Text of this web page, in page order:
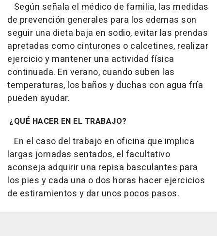
Según señala el médico de familia, las medidas
de prevención generales para los edemas son
seguir una dieta baja en sodio, evitar las prendas
apretadas como cinturones o calcetines, realizar
ejercicio y mantener una actividad física
continuada. En verano, cuando suben las
temperaturas, los baños y duchas con agua fría
pueden ayudar.
¿QUÉ HACER EN EL TRABAJO?
En el caso del trabajo en oficina que implica
largas jornadas sentados, el facultativo
aconseja adquirir una repisa basculantes para
los pies y cada una o dos horas hacer ejercicios
de estiramientos y dar unos pocos pasos.